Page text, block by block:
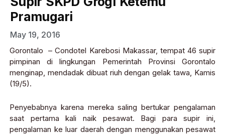
Pramugari
May 19, 2016
Gorontalo – Condotel Karebosi Makassar, tempat 46 supir
pimpinan di lingkungan Pemerintah Provinsi Gorontalo
menginap, mendadak dibuat riuh dengan gelak tawa, Kamis
(19/5).
Penyebabnya karena mereka saling bertukar pengalaman
saat pertama kali naik pesawat. Bagi para supir ini,
pengalaman ke luar daerah dengan menggunakan pesawat